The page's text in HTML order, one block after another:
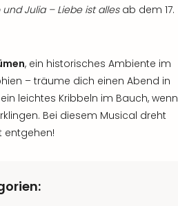
und Julia – Liebe ist allesab dem 17.
, ein historisches Ambiente im
– träume dich einen Abend in
leichtes Kribbeln im Bauch, wenn
Bei diesem Musical dreht
entgehen!